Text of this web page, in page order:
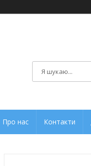
Про нас Контакти